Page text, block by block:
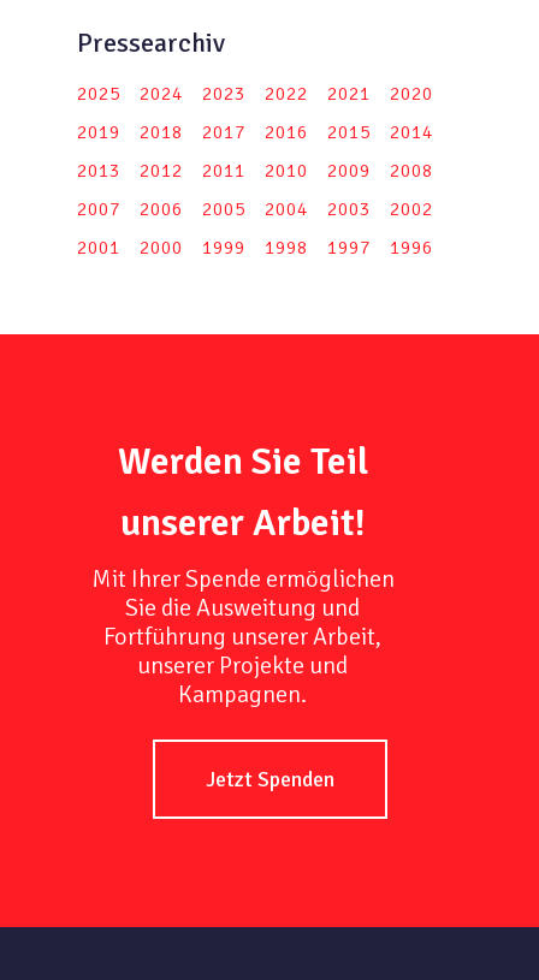
Pressearchiv
2025 2024 2023 2022 2021
2020
2019
2018 2017 2016 2015
2014
2013
2012 2011 2010 2009
2008
2007
2006 2005 2004 2003
2002
2001
2000 1999 1998 1997 1996
Werden Sie Teil
unserer Arbeit!
Mit Ihrer Spende ermöglichen
Sie die Ausweitung und
Fortführung unserer Arbeit,
unserer Projekte und
Kampagnen.
Jetzt Spenden